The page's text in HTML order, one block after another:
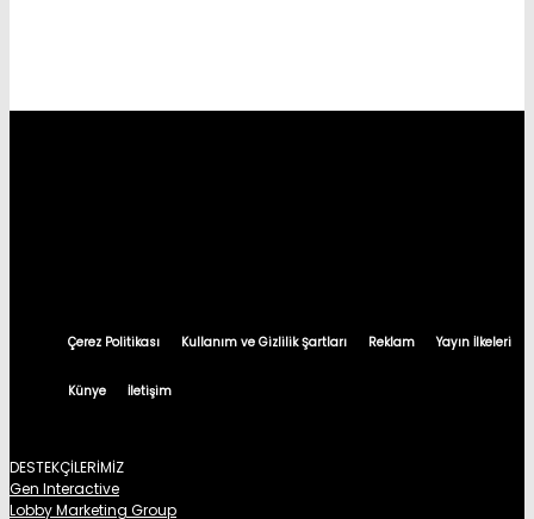
Çerez Politikası Kullanım ve Gizlilik Şartları Reklam Yayın İlkeleri
Künye İletişim
DESTEKÇİLERİMİZ
Gen Interactive
Lobby Marketing Group